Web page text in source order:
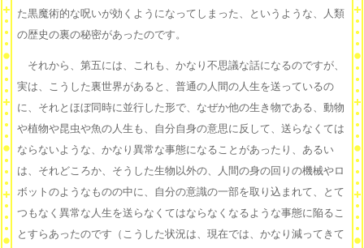
た黒魔術的な呪いが効くようになってしまった、というような、人類
の歴史の裏の秘密があったのです。
それから、第五には、これも、かなり不思議な話になるのですが、
実は、こうした裏世界があると、普通の人間の人生を送っているの
に、それとほぼ同時に並行した形で、なぜか他の生き物である、動物
や植物や昆虫や魚の人生も、自分自身の意思に反して、送らなくては
ならないような、かなり異常な事態になることがあったり、あるい
は、それどころか、そうした生物以外の、人間の身の回りの機械やロ
ボットのようなものの中に、自分の意識の一部を取り込まれて、とて
つもなく異常な人生を送らなくてはならなくなるような事態に陥るこ
とすらあったのです（こうした状況は、現在では、かなり減ってきて